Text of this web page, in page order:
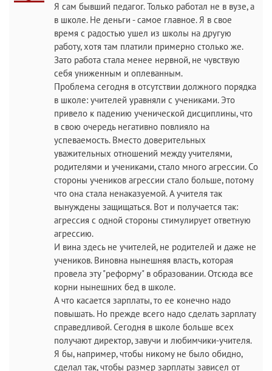
Я сам бывший педагог. Только работал не в вузе, а
в школе. Не деньги - самое главное. Я в свое
время с радостью ушел из школы на другую
работу, хотя там платили примерно столько же.
Зато работа стала менее нервной, не чувствую
себя униженным и оплеванным.
Проблема сегодня в отсутствии должного порядка
в школе: учителей уравняли с учениками. Это
привело к падению ученической дисциплины, что
в свою очередь негативно повлияло на
успеваемость. Вместо доверительных
уважительных отношений между учителями,
родителями и учениками, стало много агрессии. Со
стороны учеников агрессии стало больше, потому
что она стала ненаказуемой. А учителя так
вынуждены защищаться. Вот и получается так:
агрессия с одной стороны стимулирует ответную
агрессию.
И вина здесь не учителей, не родителей и даже не
учеников. Виновна нынешняя власть, которая
провела эту "реформу" в образовании. Отсюда все
корни нынешних бед в школе.
А что касается зарплаты, то ее конечно надо
повышать. Но прежде всего надо сделать зарплату
справедливой. Сегодня в школе больше всех
получают директор, завучи и любимчики-учителя.
Я бы, например, чтобы никому не было обидно,
сделал так, чтобы размер зарплаты зависел от